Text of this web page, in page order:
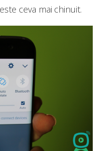
ceva mai chinuit.